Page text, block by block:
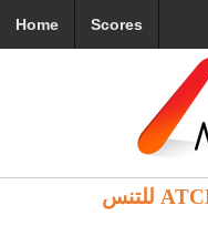
Home Scores